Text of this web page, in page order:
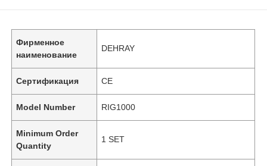
Фирменное
наименование
DEHRAY
Сертификация CE
Model Number RIG1000
Minimum Order
Quantity
1 SET